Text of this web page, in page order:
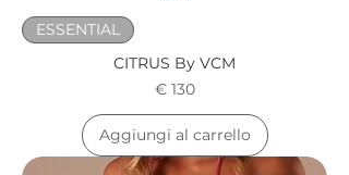
ESSENTIAL
CITRUS By VCM
Prezzo
€ 130
Aggiungi al carrello